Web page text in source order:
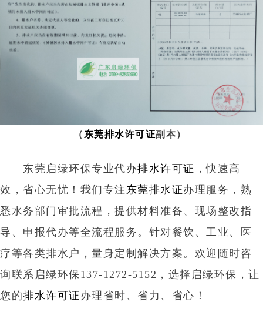
（ 东莞排水许可证副本）
东莞启绿环保专业代办排水许可证 ，快速高
效，省心无忧！我们专注 东莞排水证办理服务，熟
悉水务部门审批流程，提供材料准备、现场整改指
导、申报代办等全流程服务。针对餐饮、工业、医
疗等各类排水户，量身定制解决方案。欢迎随时咨
询联系启绿环保137-1272-5152，选择启绿环保，让
您的排水许可证 办理省时、省力、省心！